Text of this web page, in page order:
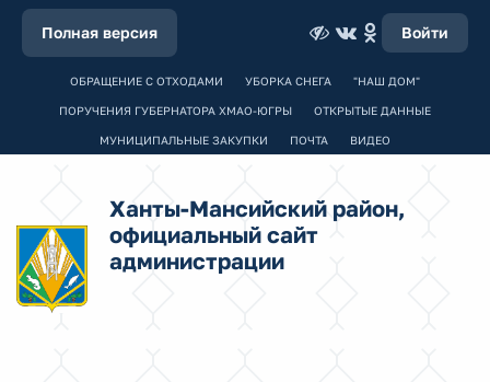
Полная версия Войти
ОБРАЩЕНИЕ С ОТХОДАМИ УБОРКА СНЕГА "НАШ ДОМ"
ПОРУЧЕНИЯ ГУБЕРНАТОРА ХМАО-ЮГРЫ ОТКРЫТЫЕ ДАННЫЕ
МУНИЦИПАЛЬНЫЕ ЗАКУПКИ ПОЧТА ВИДЕО
Ханты-Мансийский район,
официальный сайт
администрации